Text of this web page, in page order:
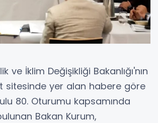
ve İklim Değişikliği Bakanlığı'nın
sitesinde yer alan habere göre
80. Oturumu kapsamında
Bakan Kurum,